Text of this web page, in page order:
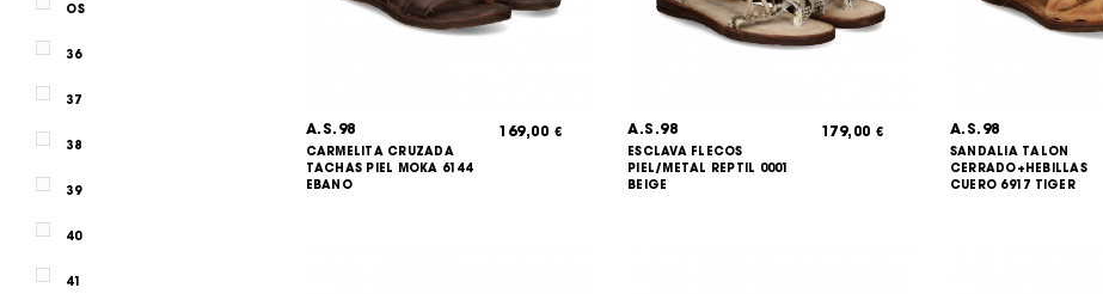
A.S.98
CARMELITA CRUZADA
TACHAS PIEL MOKA 6144
EBANO
169,00 € A.S.98
ESCLAVA FLECOS
PIEL/METAL REPTIL 0001
BEIGE
179,00€ A.S.98
SANDALIA TALON
CERRADO+HEBILLAS
CUERO 6917 TIGER
OS
36
37
38
39
40
41